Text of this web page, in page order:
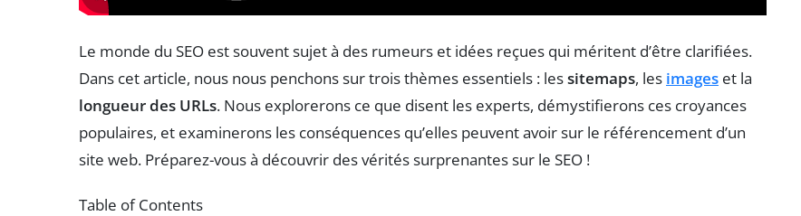
Le monde du SEO est souvent sujet à des rumeurs et idées reçues qui méritent d’être clarifiées.
Dans cet article, nous nous penchons sur trois thèmes essentiels : lessitemaps, les images et la
longueur des URLs. Nous explorerons ce que disent les experts, démystifierons ces croyances
populaires, et examinerons les conséquences qu’elles peuvent avoir sur le référencement d’un
site web. Préparez-vous à découvrir des vérités surprenantes sur le SEO !
Table of Contents